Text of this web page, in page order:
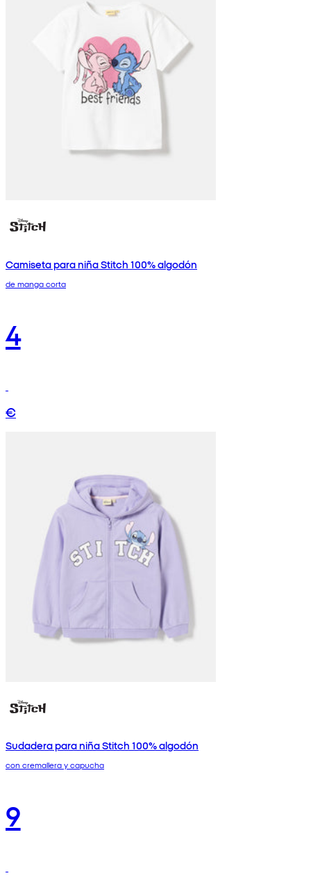
Camiseta para niña Stitch 100% algodón
de manga corta
4
€
Sudadera para niña Stitch 100% algodón
con cremallera y capucha
9